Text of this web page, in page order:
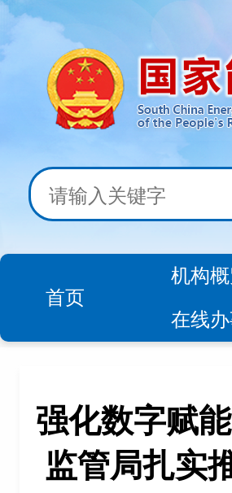
首页
机构
在线
强化数字赋
监管局扎实